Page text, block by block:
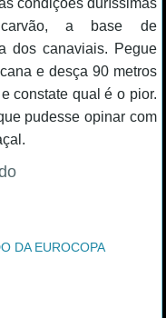
a base de
dos canaviais. Pegue
e desça 90 metros
constate qual é o pior.
pudesse opinar com
DA EUROCOPA